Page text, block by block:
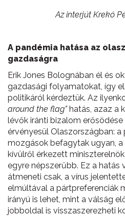
Az interjút Krekó
A pandémia hatása az
gazdaságra
Erik Jones Bolognában él és
gazdasági folyamatokat, így
politikáról kérdeztük. Az
around the flag”hatás, azaz a
lévők iránti bizalom
érvényesül Olaszországban:
mozgások befagytak ugyan,
kívülről érkezett
egyre népszerűbb. Ez a hatás
átmeneti csak, a vírus
elmúltával a pártpreferenciák
irányú is lehet, mint a válság
jobboldal is visszaszerezheti